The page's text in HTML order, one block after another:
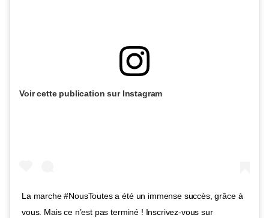
Voir cette publication sur Instagram
La marche #NousToutes a été un immense succès, grâce à
vous. Mais ce n’est pas terminé ! Inscrivez-vous sur